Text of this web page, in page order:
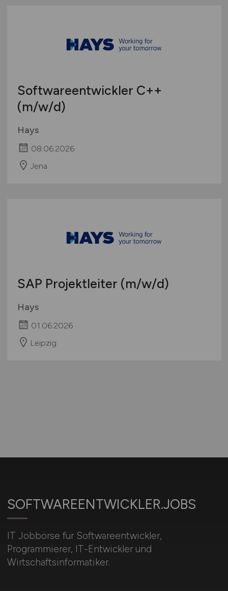
Softwareentwickler C++
(m/w/d)
Hays
08.06.2026
Jena
SAP Projektleiter (m/w/d)
Hays
01.06.2026
Leipzig
SOFTWAREENTWICKLER.JOBS
IT Jobbörse für Softwareentwickler,
Programmierer, IT-Entwickler und
Wirtschaftsinformatiker.